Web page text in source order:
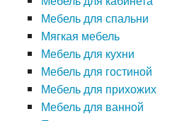
Мебель для спальни
Мягкая мебель
Мебель для кухни
Мебель для гостиной
Мебель для прихожих
Мебель для ванной